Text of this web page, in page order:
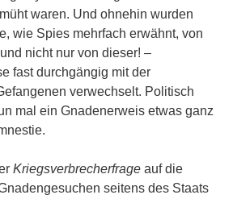
waren. Und ohnehin wurden
wie Spies mehrfach erwähnt, von
nicht nur von dieser! –
fast durchgängig mit der
verwechselt. Politisch
mal ein Gnadenerweis etwas ganz
Kriegsverbrecherfrage auf die
seitens des Staats